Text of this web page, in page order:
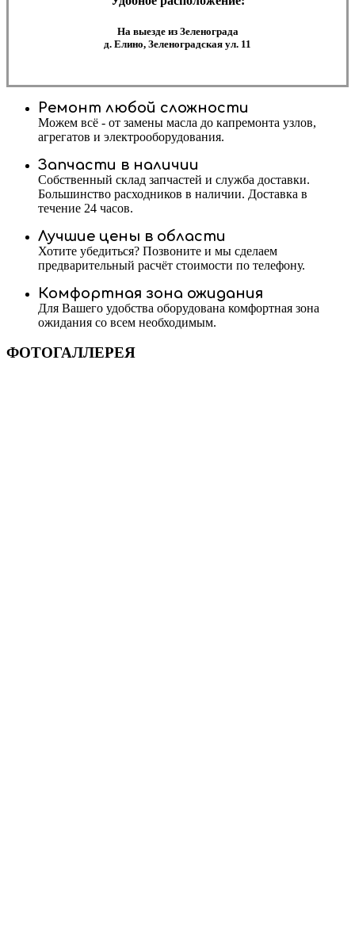
На выезде из Зеленограда
д. Елино, Зеленоградская ул. 11
Ремонт любой сложности
Можем всё - от замены масла до капремонта узлов,
агрегатов и электрооборудования.
Запчасти в наличии
Собственный склад запчастей и служба доставки.
Большинство расходников в наличии. Доставка в
течение 24 часов.
Лучшие цены в области
Хотите убедиться? Позвоните и мы сделаем
предварительный расчёт стоимости по телефону.
Комфортная зона ожидания
Для Вашего удобства оборудована комфортная зона
ожидания со всем необходимым.
ФОТОГАЛЛЕРЕЯ